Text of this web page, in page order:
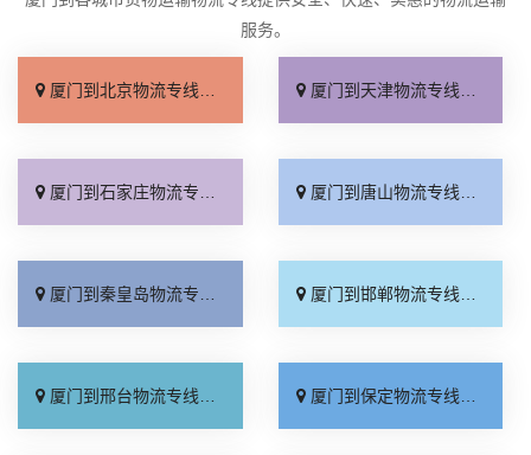
服务。
厦门到北京物流专线_上门取件「不随意加价」 厦门到天津物流专线_专线快运「直通专线」
厦门到石家庄物流专线_多久能到「诚信为先」 厦门到唐山物流专线_上门提货「准时准点」
厦门到秦皇岛物流专线_高速快运「整车配货」 厦门到邯郸物流专线_全境到达「无需中转」
厦门到邢台物流专线_需要几天「要多少钱」 厦门到保定物流专线_多少一吨「定点发车」